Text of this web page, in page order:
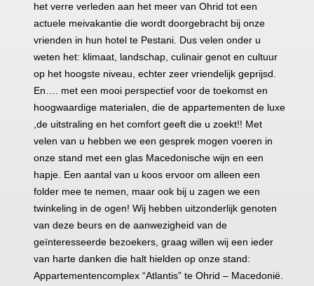
het verre verleden aan het meer van Ohrid tot een
actuele meivakantie die wordt doorgebracht bij onze
vrienden in hun hotel te Pestani. Dus velen onder u
weten het: klimaat, landschap, culinair genot en cultuur
op het hoogste niveau, echter zeer vriendelijk geprijsd.
En…. met een mooi perspectief voor de toekomst en
hoogwaardige materialen, die de appartementen de luxe
,de uitstraling en het comfort geeft die u zoekt!! Met
velen van u hebben we een gesprek mogen voeren in
onze stand met een glas Macedonische wijn en een
hapje. Een aantal van u koos ervoor om alleen een
folder mee te nemen, maar ook bij u zagen we een
twinkeling in de ogen! Wij hebben uitzonderlijk genoten
van deze beurs en de aanwezigheid van de
geïnteresseerde bezoekers, graag willen wij een ieder
van harte danken die halt hielden op onze stand:
Appartementencomplex “Atlantis” te Ohrid – Macedonië.